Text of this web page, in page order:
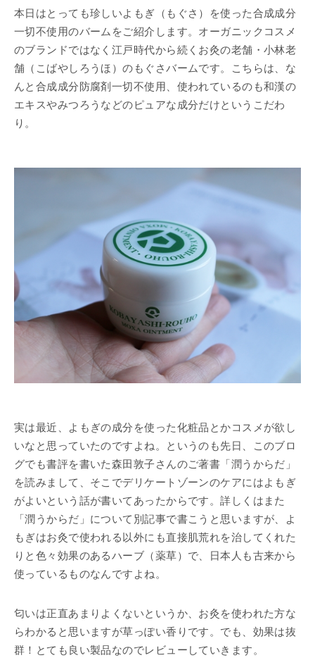
本日はとっても珍しいよもぎ（もぐさ）を使った合成成分
一切不使用のバームをご紹介します。オーガニックコスメ
のブランドではなく江戸時代から続くお灸の老舗・小林老
舗（こばやしろうほ）のもぐさバームです。こちらは、な
んと合成成分防腐剤一切不使用、使われているのも和漢の
エキスやみつろうなどのピュアな成分だけというこだわ
り。
実は最近、よもぎの成分を使った化粧品とかコスメが欲し
いなと思っていたのですよね。というのも先日、このブロ
グでも書評を書いた森田敦子さんのご著書「潤うからだ」
を読みまして、そこでデリケートゾーンのケアにはよもぎ
がよいという話が書いてあったからです。詳しくはまた
「潤うからだ」について別記事で書こうと思いますが、よ
もぎはお灸で使われる以外にも直接肌荒れを治してくれた
りと色々効果のあるハーブ（薬草）で、日本人も古来から
使っているものなんですよね。
匂いは正直あまりよくないというか、お灸を使われた方な
らわかると思いますが草っぽい香りです。でも、効果は抜
群！とても良い製品なのでレビューしていきます。